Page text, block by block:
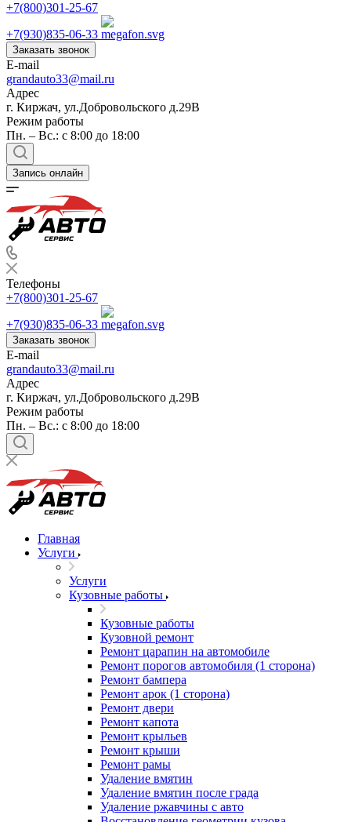
+7(800)301-25-67
+7(930)835-06-33
Заказать звонок
E-mail
grandauto33@mail.ru
Адрес
г. Киржач, ул.Добровольского д.29В
Режим работы
Пн. – Вс.: с 8:00 до 18:00
Запись онлайн
Телефоны
+7(800)301-25-67
+7(930)835-06-33
Заказать звонок
E-mail
grandauto33@mail.ru
Адрес
г. Киржач, ул.Добровольского д.29В
Режим работы
Пн. – Вс.: с 8:00 до 18:00
Главная
Услуги
Услуги
Кузовные работы
Кузовные работы
Кузовной ремонт
Ремонт царапин на автомобиле
Ремонт порогов автомобиля (1 сторона)
Ремонт бампера
Ремонт арок (1 сторона)
Ремонт двери
Ремонт капота
Ремонт крыльев
Ремонт крыши
Ремонт рамы
Удаление вмятин
Удаление вмятин после града
Удаление ржавчины с авто